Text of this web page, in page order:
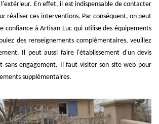
l'extérieur. En effet, il est indispensable de contacter
réaliser ces interventions. Par conséquent, on peut
confiance à Artisan Luc qui utilise des équipements
des renseignements complémentaires, veuillez
Il peut aussi faire l'établissement d'un devis
engagement. Il faut visiter son site web pour
supplémentaires.